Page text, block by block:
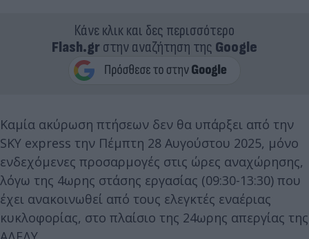
Κάνε κλικ και δες περισσότερο
Flash.grστην αναζήτηση της Google
Καμία ακύρωση πτήσεων δεν θα υπάρξει από την
SKY express την Πέμπτη 28 Αυγούστου 2025, μόνο
ενδεχόμενες προσαρμογές στις ώρες αναχώρησης,
λόγω της 4ωρης στάσης εργασίας (09:30-13:30) που
έχει ανακοινωθεί από τους ελεγκτές εναέριας
κυκλοφορίας, στο πλαίσιο της 24ωρης απεργίας της